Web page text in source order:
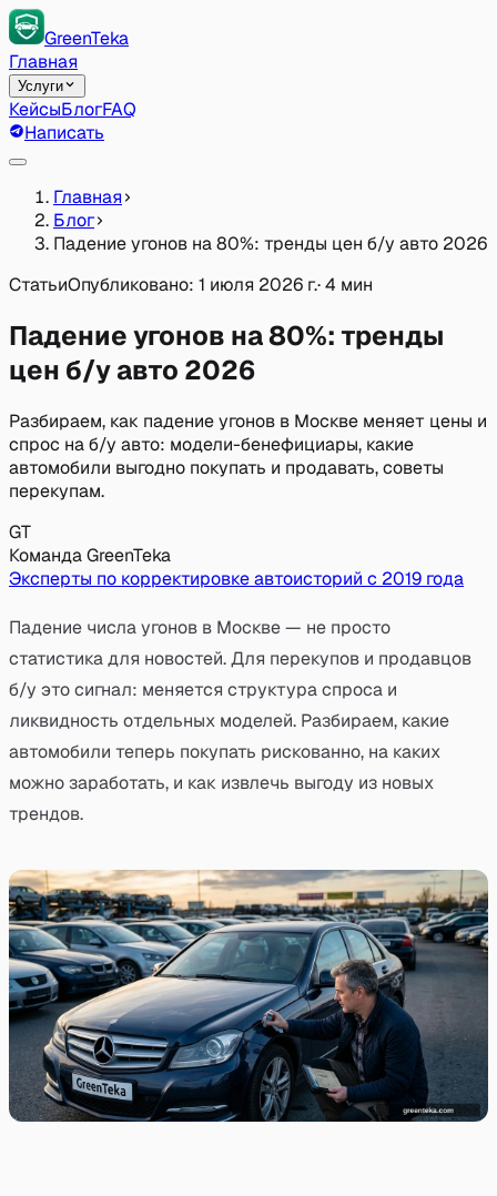
GreenTeka
Главная
Услуги
КейсыБлогFAQ
Написать
Главная
Блог
Падение угонов на 80%: тренды цен б/у авто 2026
СтатьиОпубликовано: 1 июля 2026 г.·4 мин
Падение угонов на 80%: тренды
цен б/у авто 2026
Разбираем, как падение угонов в Москве меняет цены и
спрос на б/у авто: модели-бенефициары, какие
автомобили выгодно покупать и продавать, советы
перекупам.
GT
Команда GreenTeka
Эксперты по корректировке автоисторий с 2019 года
Падение числа угонов в Москве — не просто
статистика для новостей. Для перекупов и продавцов
б/у это сигнал: меняется структура спроса и
ликвидность отдельных моделей. Разбираем, какие
автомобили теперь покупать рискованно, на каких
можно заработать, и как извлечь выгоду из новых
трендов.